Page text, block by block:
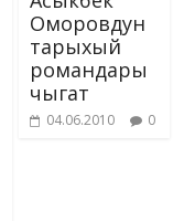
Оморовдун
тарыхый
романдары
чыгат
04.06.2010 0